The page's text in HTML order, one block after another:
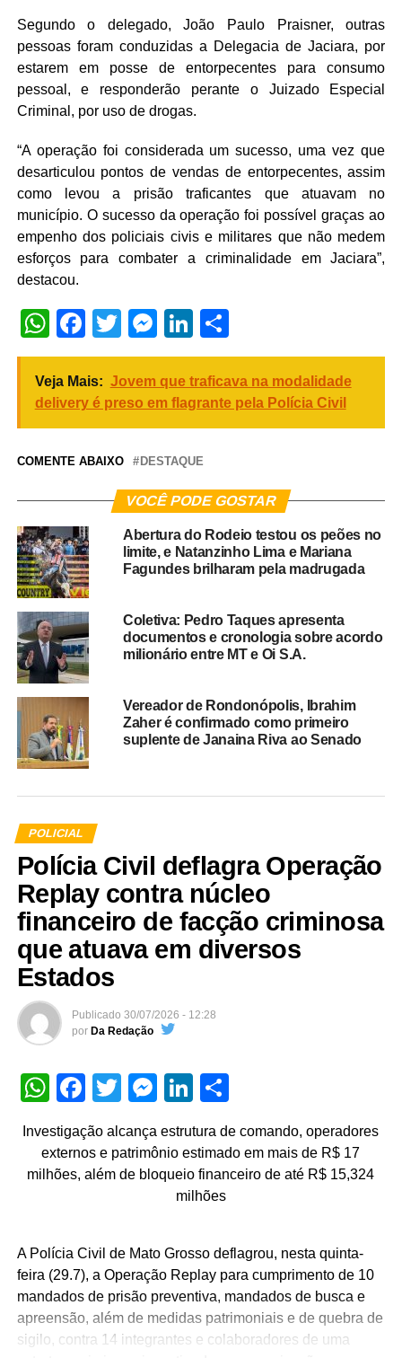
Segundo o delegado, João Paulo Praisner, outras
pessoas foram conduzidas a Delegacia de Jaciara, por
estarem em posse de entorpecentes para consumo
pessoal, e responderão perante o Juizado Especial
Criminal, por uso de drogas.
“A operação foi considerada um sucesso, uma vez que
desarticulou pontos de vendas de entorpecentes, assim
como levou a prisão traficantes que atuavam no
município. O sucesso da operação foi possível graças ao
empenho dos policiais civis e militares que não medem
esforços para combater a criminalidade em Jaciara”,
destacou.
WhatsApp
Facebook
TwitterMessenger
LinkedIn
Veja Mais: Jovem que traficava na modalidade
delivery é preso em flagrante pela Polícia Civil
COMENTE ABAIXO DESTAQUE
VOCÊ PODE GOSTAR
Abertura do Rodeio testou os peões no
limite, e Natanzinho Lima e Mariana
Fagundes brilharam pela madrugada
Coletiva: Pedro Taques apresenta
documentos e cronologia sobre acordo
milionário entre MT e Oi S.A.
Vereador de Rondonópolis, Ibrahim
Zaher é confirmado como primeiro
suplente de Janaina Riva ao Senado
POLICIAL
Polícia Civil deflagra Operação
Replay contra núcleo
financeiro de facção criminosa
que atuava em diversos
Estados
Publicado 30/07/2026 - 12:28
por Da Redação
WhatsApp
Facebook
TwitterMessenger
LinkedIn
Investigação alcança estrutura de comando, operadores
externos e patrimônio estimado em mais de R$ 17
milhões, além de bloqueio financeiro de até R$ 15,324
milhões
A Polícia Civil de Mato Grosso deflagrou, nesta quinta-
feira (29.7), a Operação Replay para cumprimento de 10
mandados de prisão preventiva, mandados de busca e
apreensão, além de medidas patrimoniais e de quebra de
sigilo, contra 14 integrantes e colaboradores de uma